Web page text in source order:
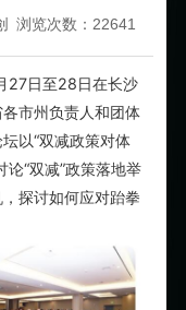
浏览次数：22641
日至28日在长沙
市州负责人和团体
以“双减政策对体
“双减”政策落地举
探讨如何应对跆拳